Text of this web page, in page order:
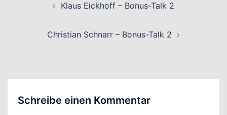
Klaus Eickhoff – Bonus-Talk 2
Christian Schnarr – Bonus-Talk 2
Schreibe einen Kommentar